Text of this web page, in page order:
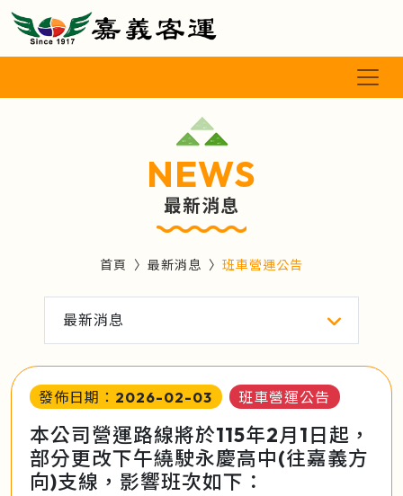
NEWS
最新消息
首頁 最新消息 班車營運公告
最新消息
發佈日期：2026-02-03 班車營運公告
本公司營運路線將於115年2月1日起，
部分更改下午繞駛永慶高中(往嘉義方
向)支線，影響班次如下：